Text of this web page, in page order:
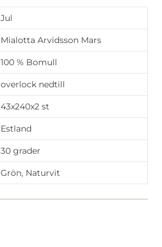
Jul
Mialotta Arvidsson Mars
100 % Bomull
overlock nedtill
43x240x2 st
Estland
30 grader
Grön, Naturvit